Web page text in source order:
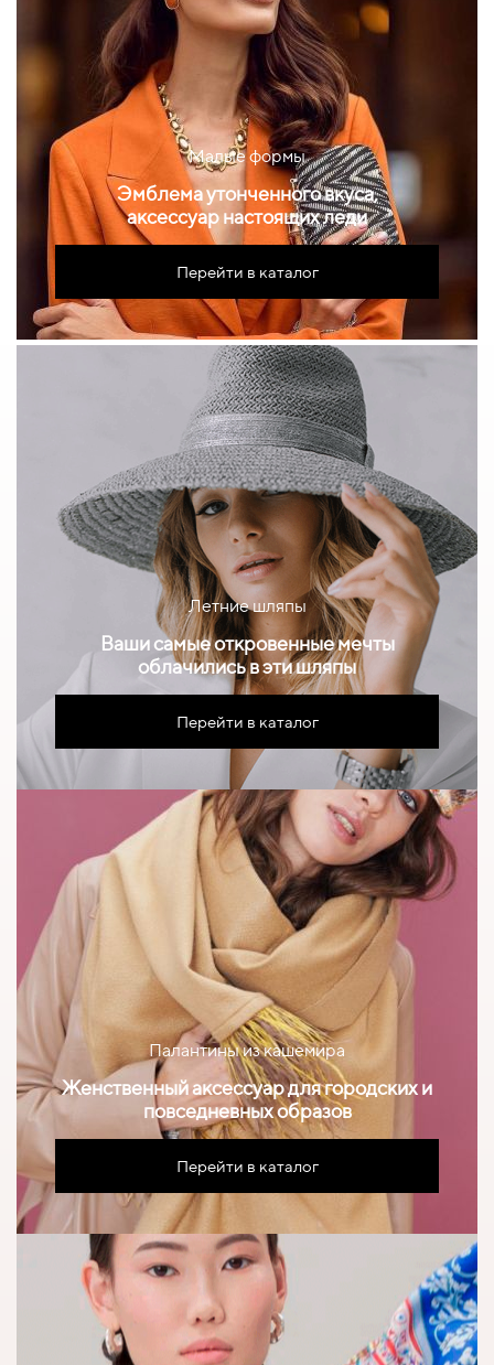
Малые формы
Эмблема утонченного вкуса,
аксессуар настоящих леди
Перейти в каталог
Летние шляпы
Ваши самые откровенные мечты
облачились в эти шляпы
Перейти в каталог
Палантины из кашемира
Женственный аксессуар для городских и
повседневных образов
Перейти в каталог